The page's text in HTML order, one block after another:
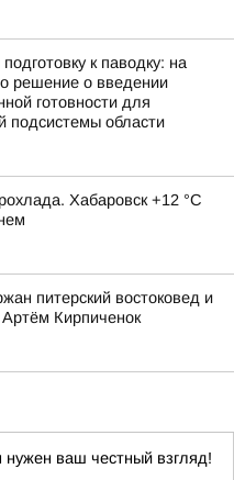
к паводку: на
решение о введении
готовности для
подсистемы области
Хабаровск +12 °C
питерский востоковед и
Артём Кирпиченок
нужен ваш честный взгляд!